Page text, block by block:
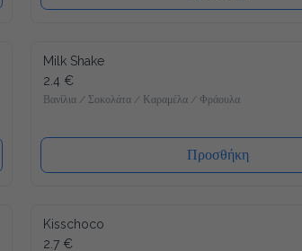
Milk Shake
2.4 €
Βανίλια / Σοκολάτα / Καραμέλα / Φράουλα
Προσθήκη
Kisschoco
2.7 €